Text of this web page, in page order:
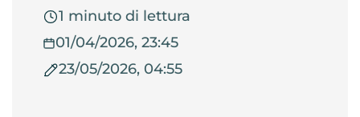
1 minuto di lettura
01/04/2026, 23:45
23/05/2026, 04:55